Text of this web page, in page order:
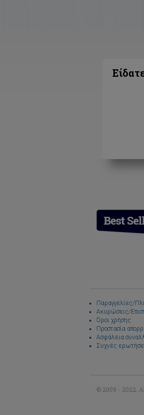
Παραγγελίες/
Ακυρώσεις/
Όροι χρήσης
Προστασία
Ασφάλεια
Συχνές
© 2009 - 2022.